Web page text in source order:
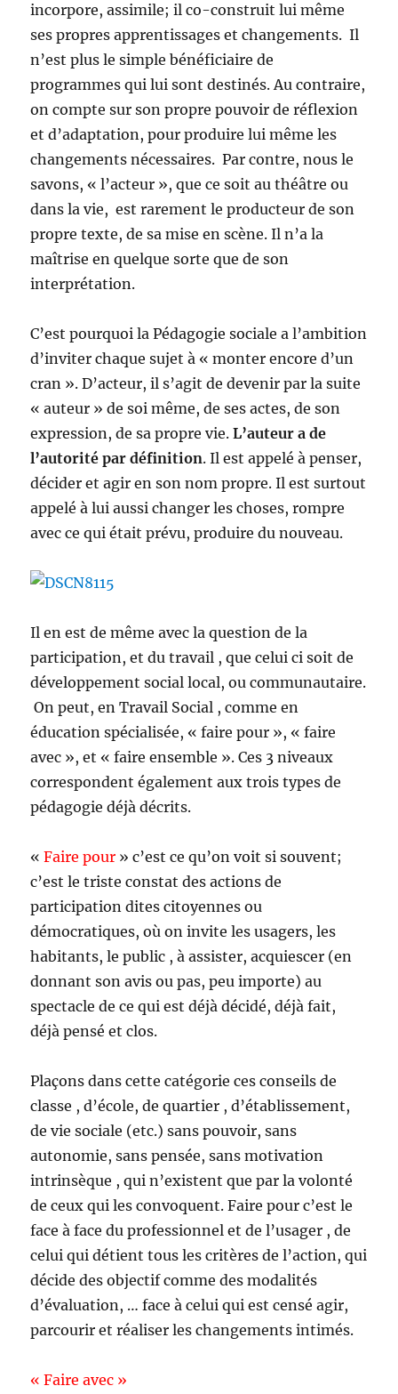
incorpore, assimile; il co-construit lui même
ses propres apprentissages et changements. Il
n’est plus le simple bénéficiaire de
programmes qui lui sont destinés. Au contraire,
on compte sur son propre pouvoir de réflexion
et d’adaptation, pour produire lui même les
changements nécessaires. Par contre, nous le
savons, « l’acteur », que ce soit au théâtre ou
dans la vie, est rarement le producteur de son
propre texte, de sa mise en scène. Il n’a la
maîtrise en quelque sorte que de son
interprétation.
C’est pourquoi la Pédagogie sociale a l’ambition
d’inviter chaque sujet à « monter encore d’un
cran ». D’acteur, il s’agit de devenir par la suite
« auteur » de soi même, de ses actes, de son
expression, de sa propre vie.L’auteur a de
l’autorité par définition. Il est appelé à penser,
décider et agir en son nom propre. Il est surtout
appelé à lui aussi changer les choses, rompre
avec ce qui était prévu, produire du nouveau.
Il en est de même avec la question de la
participation, et du travail , que celui ci soit de
développement social local, ou communautaire.
On peut, en Travail Social , comme en
éducation spécialisée, « faire pour », « faire
avec », et « faire ensemble ». Ces 3 niveaux
correspondent également aux trois types de
pédagogie déjà décrits.
«Faire pour » c’est ce qu’on voit si souvent;
c’est le triste constat des actions de
participation dites citoyennes ou
démocratiques, où on invite les usagers, les
habitants, le public , à assister, acquiescer (en
donnant son avis ou pas, peu importe) au
spectacle de ce qui est déjà décidé, déjà fait,
déjà pensé et clos.
Plaçons dans cette catégorie ces conseils de
classe , d’école, de quartier , d’établissement,
de vie sociale (etc.) sans pouvoir, sans
autonomie, sans pensée, sans motivation
intrinsèque , qui n’existent que par la volonté
de ceux qui les convoquent. Faire pour c’est le
face à face du professionnel et de l’usager , de
celui qui détient tous les critères de l’action, qui
décide des objectif comme des modalités
d’évaluation, … face à celui qui est censé agir,
parcourir et réaliser les changements intimés.
« Faire avec »